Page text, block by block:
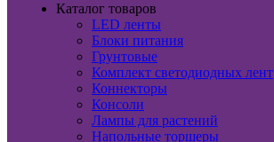
Каталог товаров
LED ленты
Блоки питания
Грунтовые
Комплект светодиодных лент
Коннекторы
Консоли
Лампы для растений
Напольные торшеры